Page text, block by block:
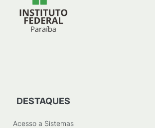
DESTAQUES
Acesso a Sistemas